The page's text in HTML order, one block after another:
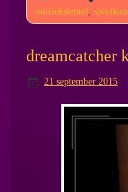
muzieksleutel
dreamcatcher
21 september 2015